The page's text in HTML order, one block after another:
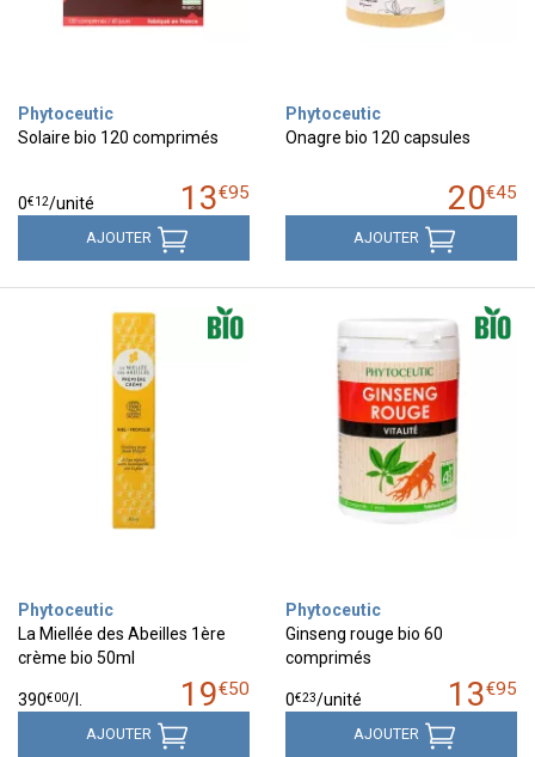
Phytoceutic
Solaire bio 120 comprimés
13€95
0€12/unité
AJOUTER
Phytoceutic
Onagre bio 120 capsules
20€45
AJOUTER
Phytoceutic
La Miellée des Abeilles 1ère
crème bio 50ml
19€50
390€00/
AJOUTER
Phytoceutic
Ginseng rouge bio 60
comprimés
13€95
0€23/unité
AJOUTER